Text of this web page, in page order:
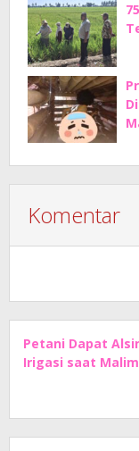
Komentar
Petani Dapat
Irigasi saat